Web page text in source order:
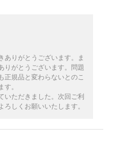
ありがとうございます。ま
りがとうございます。問題
正規品と変わらないとのこ
す。
いただきました。次回ご利
しくお願いいたします。